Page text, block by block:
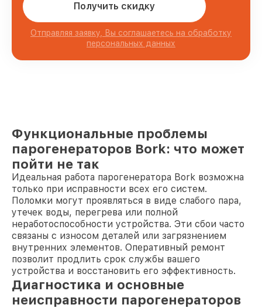
Получить скидку
Отправляя заявку, Вы соглашаетесь на обработку
персональных данных
Функциональные проблемы
парогенераторов Bork: что может
пойти не так
Идеальная работа парогенератора Bork возможна
только при исправности всех его систем.
Поломки могут проявляться в виде слабого пара,
утечек воды, перегрева или полной
неработоспособности устройства. Эти сбои часто
связаны с износом деталей или загрязнением
внутренних элементов. Оперативный ремонт
позволит продлить срок службы вашего
устройства и восстановить его эффективность.
Диагностика и основные
неисправности парогенераторов